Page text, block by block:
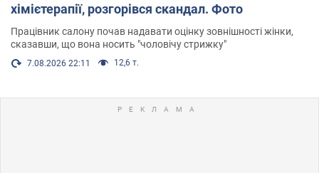
хімієтерапії, розгорівся скандал. Фото
Працівник салону почав надавати оцінку зовнішності жінки,
сказавши, що вона носить "чоловічу стрижку"
7.08.2026 22:11 12,6 т.